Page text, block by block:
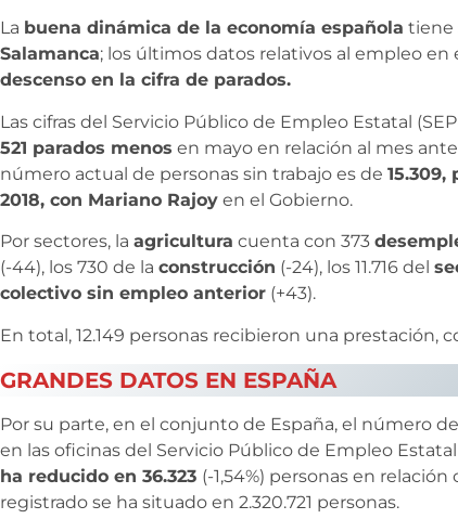
La buena dinámica de la economía española tiene
Salamanca; los últimos datos relativos al empleo en
descenso en la cifra de parados.
Las cifras del Servicio Público de Empleo Estatal
521 parados menos en mayo en relación al mes
número actual de personas sin trabajo es de 15.309,
2018, con Mariano Rajoy en el Gobierno.
Por sectores, la agricultura cuenta con 373
(-44), los 730 de la construcción (-24), los 11.716 del
colectivo sin empleo anterior (+43).
En total, 12.149 personas recibieron una prestación,
GRANDES DATOS EN ESPAÑA
Por su parte, en el conjunto de España, el número
en las oficinas del Servicio Público de Empleo
ha reducido en 36.323 (-1,54%) personas en
registrado se ha situado en 2.320.721 personas.